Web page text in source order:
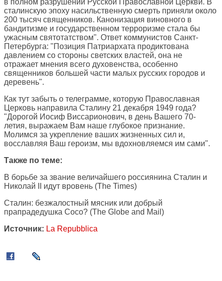
в полном разрушении Русской Православной Церкви. В
сталинскую эпоху насильственную смерть приняли около
200 тысяч священников. Канонизация виновного в
бандитизме и государственном терроризме стала бы
ужасным святотатством". Ответ коммунистов Санкт-
Петербурга: "Позиция Патриархата продиктована
давлением со стороны светских властей, она не
отражает мнения всего духовенства, особенно
священников большей части малых русских городов и
деревень".
Как тут забыть о телеграмме, которую Православная
Церковь направила Сталину 21 декабря 1949 года?
"Дорогой Иосиф Виссарионович, в день Вашего 70-
летия, выражаем Вам наше глубокое признание.
Молимся за укрепление ваших жизненных сил и,
восславляя Ваш героизм, мы вдохновляемся им сами".
Также по теме:
В борьбе за звание величайшего россиянина Сталин и
Николай II идут вровень (The Times)
Сталин: безжалостный мясник или добрый
прапрадедушка Сосо? (The Globe and Mail)
Источник: La Repubblica